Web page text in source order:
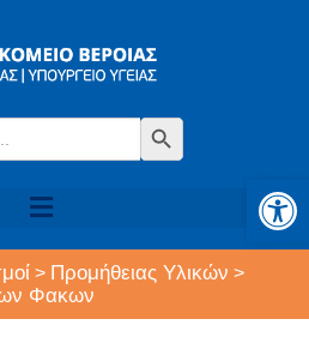
Search Button
> Προμήθειας Υλικών >
Φακων